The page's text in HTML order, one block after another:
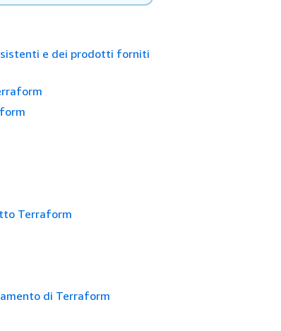
e dei prodotti forniti
Terraform
di Terraform